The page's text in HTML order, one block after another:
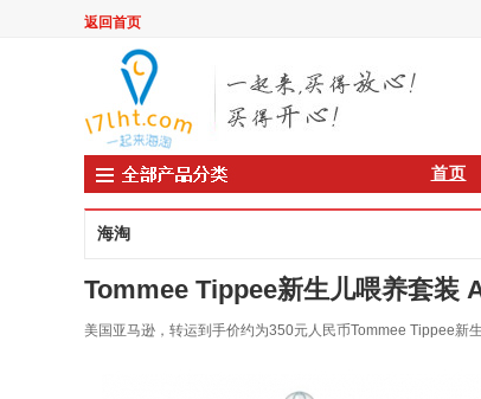
返回首页
首页
海淘
Tommee Tippee新生儿喂养套
美国亚马逊，转运到手价约为350元人民币Tommee Tippee新